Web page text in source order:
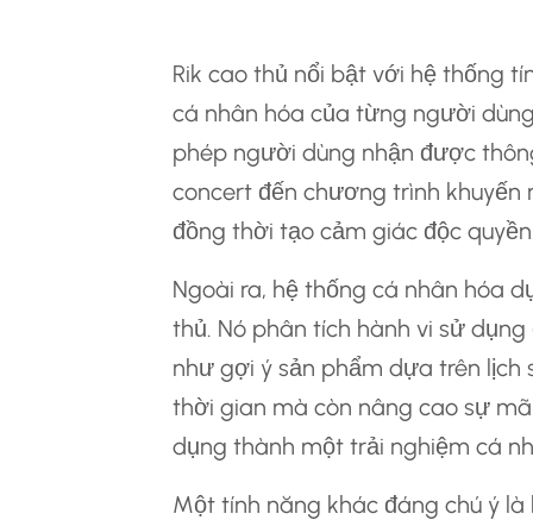
Rik cao thủ nổi bật với hệ thống
cá nhân hóa của từng người
phép người dùng nhận được
concert đến chương trình khuyến
đồng thời tạo cảm giác độc
Ngoài ra, hệ thống cá nhân hóa
thủ. Nó phân tích hành vi sử
như gợi ý sản phẩm dựa trên lịch
thời gian mà còn nâng cao sự
dụng thành một trải nghiệm cá
Một tính năng khác đáng chú ý